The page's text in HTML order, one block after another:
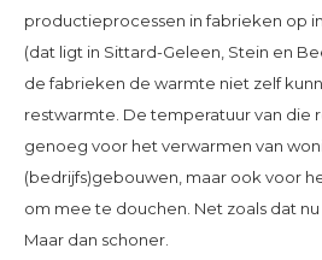
productieprocessen in fabrieken op
(dat ligt in Sittard-Geleen, Stein en
de fabrieken de warmte niet zelf
restwarmte. De temperatuur van die
genoeg voor het verwarmen van
(bedrijfs)gebouwen, maar ook voor
om mee te douchen. Net zoals dat
Maar dan schoner.